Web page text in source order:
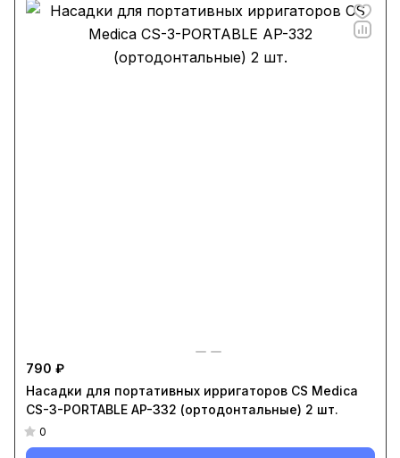
790 ₽
Насадки для портативных ирригаторов CS Medica
CS-3-PORTABLE AP-332 (ортодонтальные) 2 шт.
0